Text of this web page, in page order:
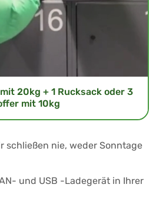
20kg + 1 Rucksack oder 3
mit 10kg
schließen nie, weder Sonntage
und USB -Ladegerät in Ihrer